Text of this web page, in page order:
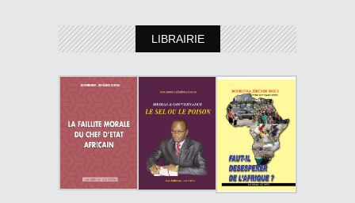
LIBRAIRIE